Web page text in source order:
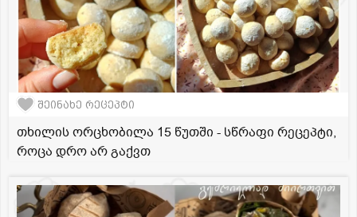
შეინახე რეცეპტი
თხილის ორცხობილა 15 წუთში - სწრაფი რეცეპტი,
როცა დრო არ გაქვთ